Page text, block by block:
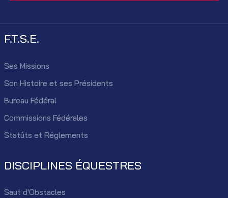
F.T.S.E.
Ses Missions
Son Histoire et ses Présidents
Bureau Fédéral
Commissions Fédérales
Statûts et Réglements
DISCIPLINES ÉQUESTRES
Saut d'Obstacles